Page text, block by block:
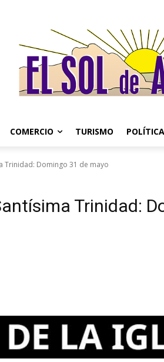
COMERCIO TURISMO POLÍTICA
Trinidad: Domingo 31 de mayo
Trinidad: